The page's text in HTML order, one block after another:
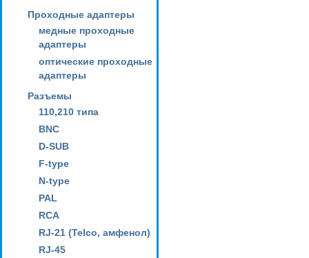
Проходные адаптеры
медные проходные
адаптеры
оптические проходные
адаптеры
Разъемы
110,210 типа
BNC
D-SUB
F-type
N-type
PAL
RCA
RJ-21 (Telco, амфенол)
RJ-45